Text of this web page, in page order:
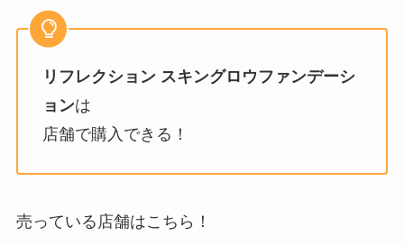
リフレクション スキングロウファンデーシ
ョンは
店舗で購入できる！
売っている店舗はこちら！